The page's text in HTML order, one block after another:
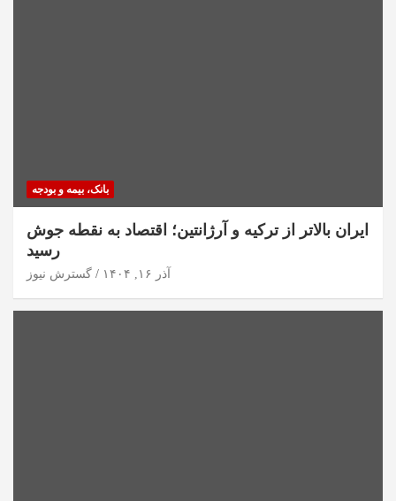
بانک، بیمه و بودجه
ایران بالاتر از ترکیه و آرژانتین؛ اقتصاد به نقطه جوش
رسید
آذر ۱۶, ۱۴۰۴ گسترش نیوز